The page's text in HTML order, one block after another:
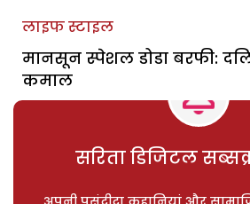
लाइफ स्टाइल
मानसून स्पेशल डोडा बरफी:
कमाल
सरिता डिजिटल